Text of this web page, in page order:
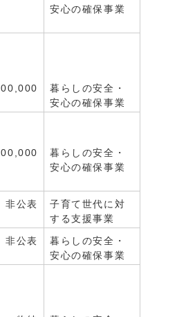
安心の確保事業
暮らしの安全・
安心の確保事業
暮らしの安全・
安心の確保事業
非公表
子育て世代に対
する支援事業
非公表
暮らしの安全・
安心の確保事業